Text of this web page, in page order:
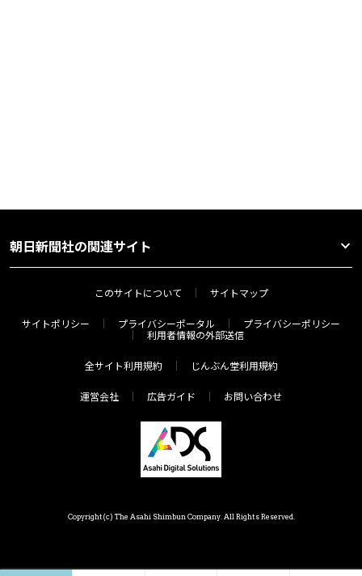
朝日新聞社の関連サイト
このサイトについて サイトマップ
サイトポリシー プライバシーポータル
プライバシーポリシー
利用者情報の外部送信
全サイト利用規約 じんぶん堂利用規約
運営会社 広告ガイド お問い合わせ
Copyright(c) The Asahi Shimbun Company. All Rights Reserved.